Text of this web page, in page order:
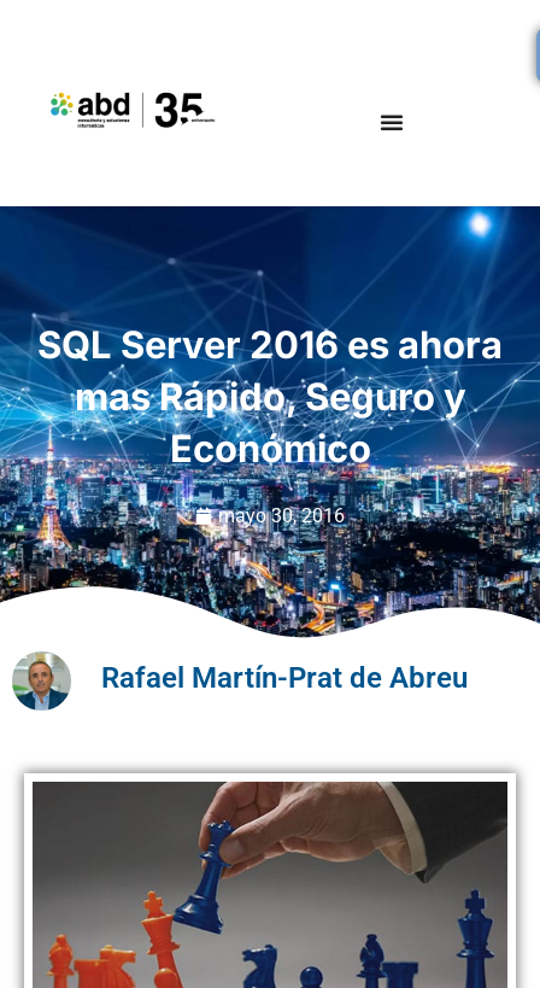
SQL Server 2016 es ahora
mas Rápido, Seguro y
Económico
mayo 30, 2016
Rafael Martín-Prat de Abreu